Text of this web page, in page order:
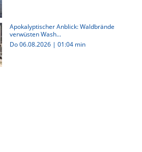
Apokalyptischer Anblick: Waldbrände
verwüsten Wash...
Do 06.08.2026 | 01:04 min